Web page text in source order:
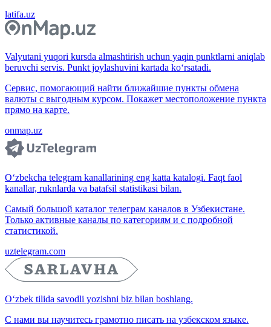
latifa.uz
Valyutani yuqori kursda almashtirish uchun yaqin punktlarni aniqlab
beruvchi servis. Punkt joylashuvini kartada ko‘rsatadi.
Сервис, помогающий найти ближайшие пункты обмена
валюты с выгодным курсом. Покажет местоположение пункта
прямо на карте.
onmap.uz
O‘zbekcha telegram kanallarining eng katta katalogi. Faqt faol
kanallar, ruknlarda va batafsil statistikasi bilan.
Самый большой каталог телеграм каналов в Узбекистане.
Только активные каналы по категориям и с подробной
статистикой.
uztelegram.com
O‘zbek tilida savodli yozishni biz bilan boshlang.
С нами вы научитесь грамотно писать на узбекском языке.